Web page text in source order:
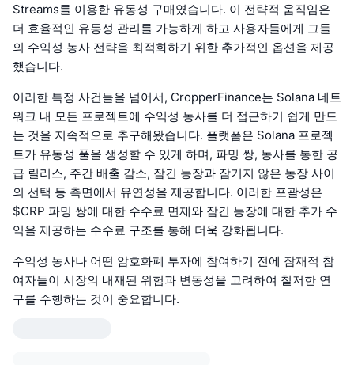
Streams를 이용한 유동성 구매였습니다. 이 전략적 움직임은
더 효율적인 유동성 관리를 가능하게 하고 사용자들에게 그들
의 수익성 농사 전략을 최적화하기 위한 추가적인 옵션을 제공
했습니다.
이러한 특정 사건들을 넘어서, CropperFinance는 Solana 네트
워크 내 모든 프로젝트에 수익성 농사를 더 접근하기 쉽게 만드
는 것을 지속적으로 추구해왔습니다. 플랫폼은 Solana 프로젝
트가 유동성 풀을 생성할 수 있게 하며, 파밍 쌍, 농사를 통한 공
급 릴리스, 주간 배출 감소, 잠긴 농장과 잠기지 않은 농장 사이
의 선택 등 측면에서 유연성을 제공합니다. 이러한 포괄성은
$CRP 파밍 쌍에 대한 수수료 면제와 잠긴 농장에 대한 추가 수
익을 제공하는 수수료 구조를 통해 더욱 강화됩니다.
수익성 농사나 어떤 암호화폐 투자에 참여하기 전에 잠재적 참
여자들이 시장의 내재된 위험과 변동성을 고려하여 철저한 연
구를 수행하는 것이 중요합니다.